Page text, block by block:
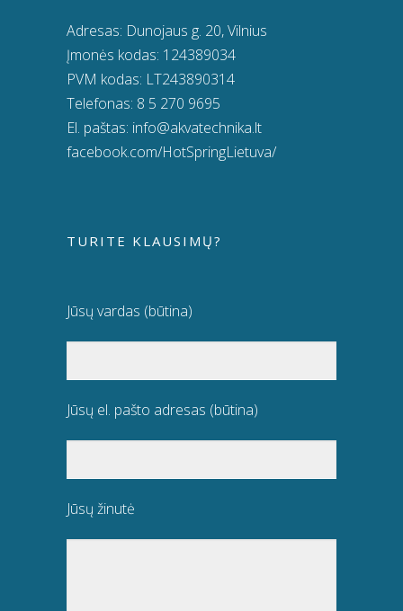
Adresas: Dunojaus g. 20, Vilnius
Įmonės kodas: 124389034
PVM kodas: LT243890314
Telefonas: 8 5 270 9695
El. paštas: info@akvatechnika.lt
facebook.com/HotSpringLietuva/
TURITE KLAUSIMŲ?
Jūsų vardas (būtina)
Jūsų el. pašto adresas (būtina)
Jūsų žinutė